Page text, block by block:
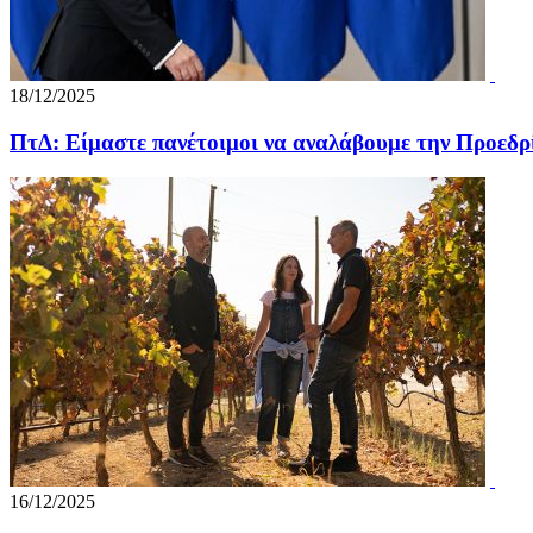
18/12/2025
ΠτΔ: Είμαστε πανέτοιμοι να αναλάβουμε την
16/12/2025